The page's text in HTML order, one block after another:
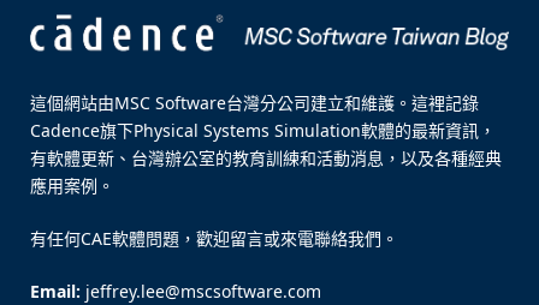
這個網站由MSC Software台灣分公司建立和維護。這裡記錄
Cadence旗下Physical Systems Simulation軟體的最新資訊，
有軟體更新、台灣辦公室的教育訓練和活動消息，以及各種經典
應用案例。
有任何CAE軟體問題，歡迎留言或來電聯絡我們。
Email: jeffrey.lee@mscsoftware.com